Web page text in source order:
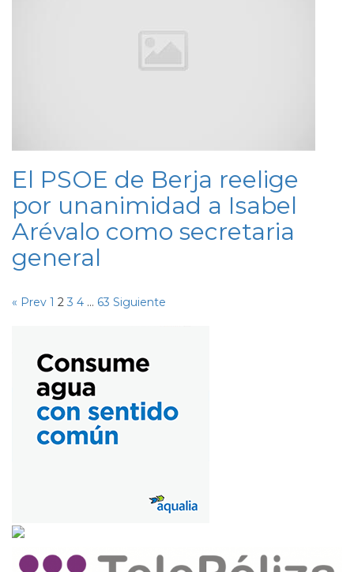
El PSOE de Berja reelige
por unanimidad a Isabel
Arévalo como secretaria
general
« Prev 1 2 3 4 … 63 Siguiente